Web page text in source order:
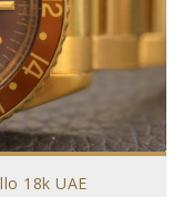
18k UAE